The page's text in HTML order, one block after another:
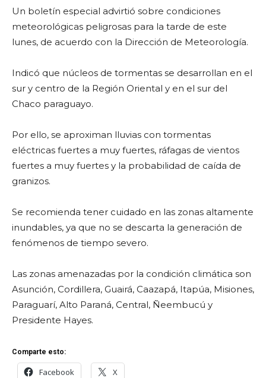
Un boletín especial advirtió sobre condiciones
meteorológicas peligrosas para la tarde de este
lunes, de acuerdo con la Dirección de Meteorología.
Indicó que núcleos de tormentas se desarrollan en el
sur y centro de la Región Oriental y en el sur del
Chaco paraguayo.
Por ello, se aproximan lluvias con tormentas
eléctricas fuertes a muy fuertes, ráfagas de vientos
fuertes a muy fuertes y la probabilidad de caída de
granizos.
Se recomienda tener cuidado en las zonas altamente
inundables, ya que no se descarta la generación de
fenómenos de tiempo severo.
Las zonas amenazadas por la condición climática son
Asunción, Cordillera, Guairá, Caazapá, Itapúa, Misiones,
Paraguarí, Alto Paraná, Central, Ñeembucú y
Presidente Hayes.
Comparte esto:
Facebook X